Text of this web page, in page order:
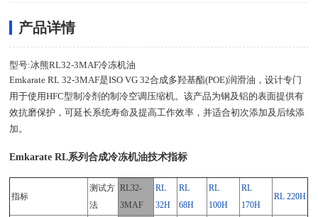
产品详情
型号:冰熊RL32-3MAF冷冻机油
Emkarate RL 32-3MAF是ISO VG 32合成多羟基酯(POE)润滑油，设计专门
用于使用HFC型制冷剂的制冷空调压缩机。该产品为钢及铝的表面提供有
效抗磨保护，可延长系统寿命及提高工作效率，并适合初次添加及后续添
加。
Emkarate RL系列合成冷冻机油技术指标
指标
测试方
法
RL32-
3MAF
RL
32H
RL
68H
RL
100H
RL
170H
RL 220H